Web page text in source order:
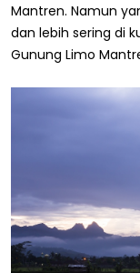
Mantren. Namun
dan lebih sering di
Gunung Limo